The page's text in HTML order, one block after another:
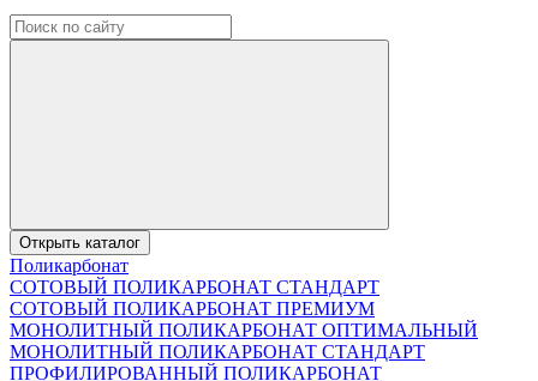
Открыть каталог
Поликарбонат
СОТОВЫЙ ПОЛИКАРБОНАТ СТАНДАРТ
СОТОВЫЙ ПОЛИКАРБОНАТ ПРЕМИУМ
МОНОЛИТНЫЙ ПОЛИКАРБОНАТ ОПТИМАЛЬНЫЙ
МОНОЛИТНЫЙ ПОЛИКАРБОНАТ СТАНДАРТ
ПРОФИЛИРОВАННЫЙ ПОЛИКАРБОНАТ